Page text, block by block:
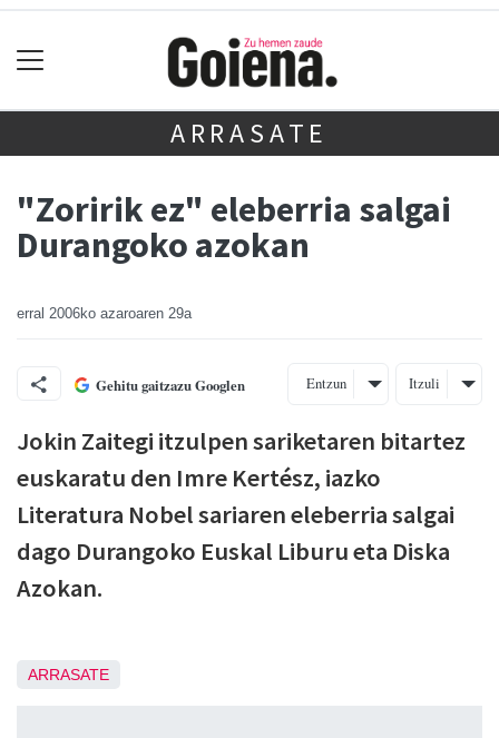
ARRASATE
"Zoririk ez" eleberria salgai
Durangoko azokan
erral 2006ko azaroaren 29a
Gehitu gaitzazu Googlen Entzun Itzuli
Jokin Zaitegi itzulpen sariketaren bitartez
euskaratu den Imre Kertész, iazko
Literatura Nobel sariaren eleberria salgai
dago Durangoko Euskal Liburu eta Diska
Azokan.
ARRASATE